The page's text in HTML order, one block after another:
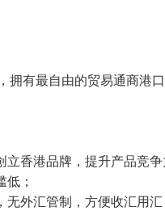
拥有最自由的贸易通商港
立香港品牌，提升产品竞
；
无外汇管制，方便收汇用